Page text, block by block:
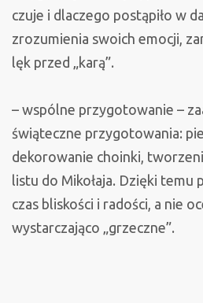
czuje i dlaczego postąpiło w
zrozumienia swoich emocji,
lęk przed „karą”.
– wspólne przygotowanie –
świąteczne przygotowania:
dekorowanie choinki,
listu do Mikołaja. Dzięki temu
czas bliskości i radości, a nie
wystarczająco „grzeczne”.